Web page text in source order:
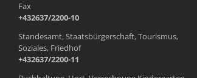
Fax
+432637/2200-10
Standesamt, Staatsbürgerschaft, Tourismus,
Soziales, Friedhof
+432637/2200-11